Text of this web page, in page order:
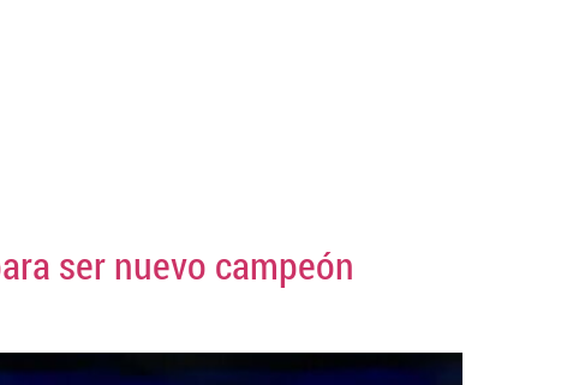
ser nuevo campeón